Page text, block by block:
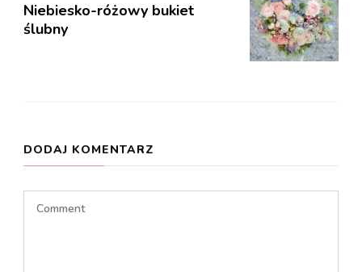
Niebiesko-różowy bukiet
ślubny
DODAJ KOMENTARZ